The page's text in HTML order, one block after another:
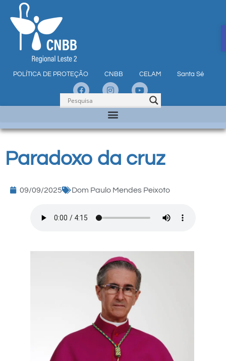
POLÍTICA DE PROTEÇÃO CNBB CELAM Santa Sé
Paradoxo da cruz
09/09/2025 Dom Paulo Mendes Peixoto